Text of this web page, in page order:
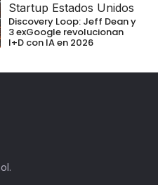
Startup Estados Unidos
Discovery Loop: Jeff Dean y
3 exGoogle revolucionan
I+D con IA en 2026